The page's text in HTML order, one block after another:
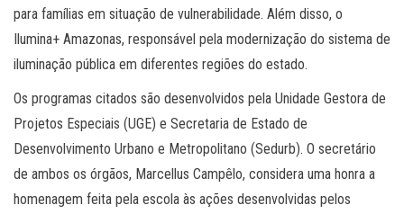
para famílias em situação de vulnerabilidade. Além disso, o
Ilumina+ Amazonas, responsável pela modernização do sistema de
iluminação pública em diferentes regiões do estado.
Os programas citados são desenvolvidos pela Unidade Gestora de
Projetos Especiais (UGE) e Secretaria de Estado de
Desenvolvimento Urbano e Metropolitano (Sedurb). O secretário
de ambos os órgãos, Marcellus Campêlo, considera uma honra a
homenagem feita pela escola às ações desenvolvidas pelos